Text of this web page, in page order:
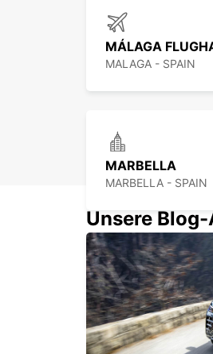
MÁLAGA
MALAGA - SPAIN
MARBELLA
MARBELLA - SPAIN
GIBRALTAR - LA
LA LINEA DE LA
Unsere